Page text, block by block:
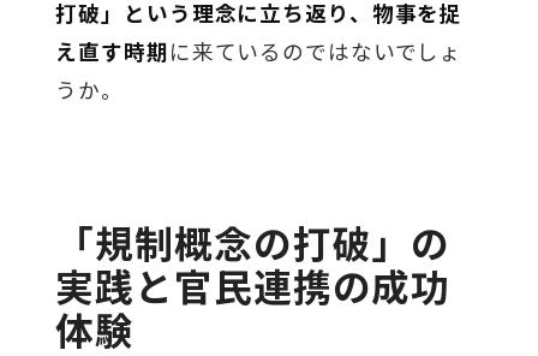
打破」という理念に立ち返り、物事を捉
え直す時期 に来ているのではないでしょ
うか。
「規制概念の打破」の
実践と官民連携の成功
体験